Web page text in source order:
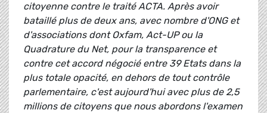
citoyenne contre le traité ACTA. Après avoir
bataillé plus de deux ans, avec nombre d'ONG et
d'associations dont Oxfam, Act-UP ou la
Quadrature du Net, pour la transparence et
contre cet accord négocié entre 39 Etats dans la
plus totale opacité, en dehors de tout contrôle
parlementaire, c'est aujourd'hui avec plus de 2,5
millions de citoyens que nous abordons l'examen